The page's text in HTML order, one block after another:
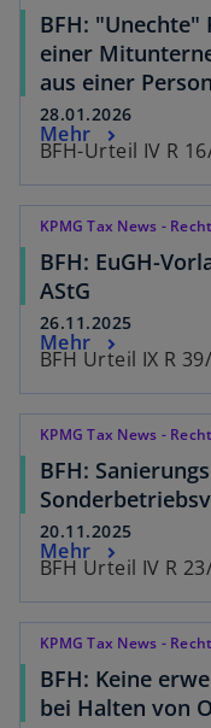
BFH: "Unechte"
einer
aus einer
28.01.2026
BFH-Urteil IV R
Mehr
KPMG Tax News -
BFH: EuGH-
AStG
26.11.2025
BFH Urteil IX R
Mehr
KPMG Tax News -
BFH:
20.11.2025
BFH Urteil IV R
Mehr
KPMG Tax News -
BFH: Keine
bei Halten von